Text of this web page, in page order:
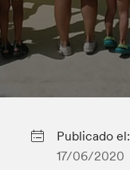
Publicado el:
17/06/2020